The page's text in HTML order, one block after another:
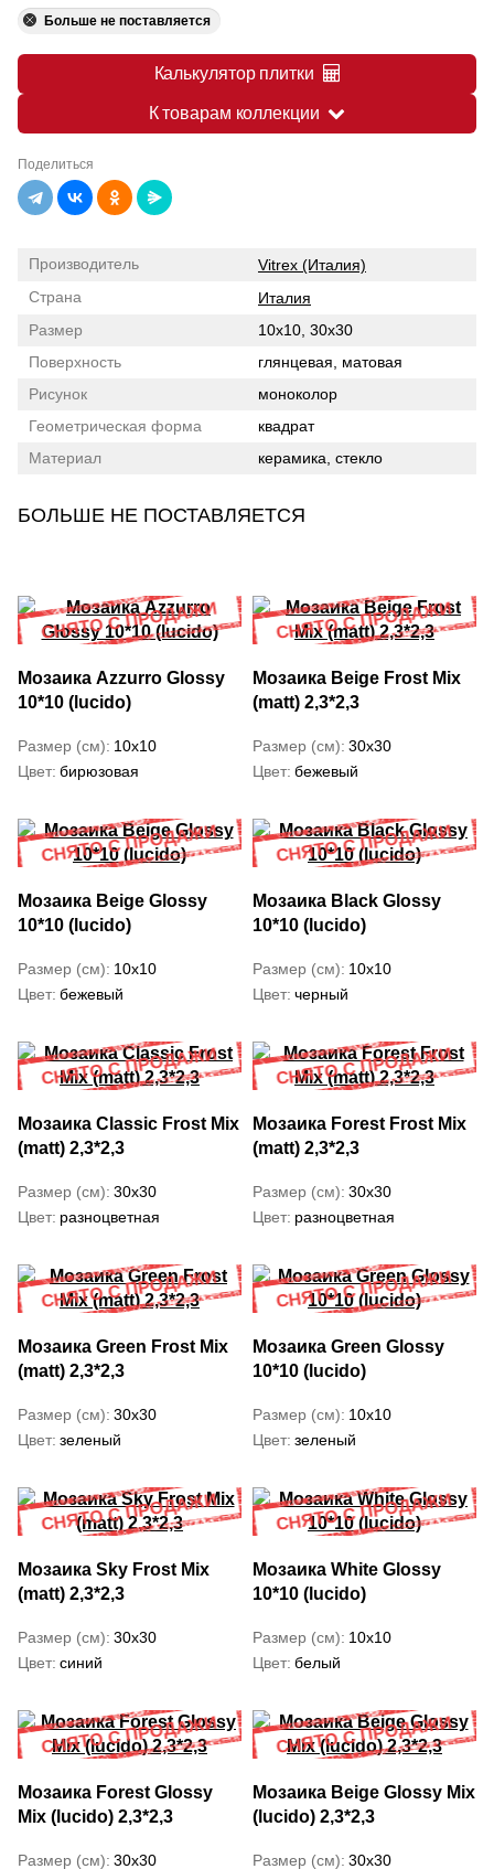
Больше не поставляется
Калькулятор плитки
К товарам коллекции
Поделиться
Производитель
Vitrex (Италия)
Страна
Италия
Размер
10x10, 30x30
Поверхность
глянцевая, матовая
Рисунок
моноколор
Геометрическая форма
квадрат
Материал
керамика, стекло
БОЛЬШЕ НЕ ПОСТАВЛЯЕТСЯ
Мозаика Azzurro Glossy
10*10 (lucido)
Размер (см) 10x10
Цвет бирюзовая
Мозаика Beige Frost Mix
(matt) 2,3*2,3
Размер (см) 30x30
Цвет бежевый
Мозаика Beige Glossy
10*10 (lucido)
Размер (см) 10x10
Цвет бежевый
Мозаика Black Glossy
10*10 (lucido)
Размер (см) 10x10
Цвет черный
Мозаика Classic Frost Mix
(matt) 2,3*2,3
Размер (см) 30x30
Цвет разноцветная
Мозаика Forest Frost Mix
(matt) 2,3*2,3
Размер (см) 30x30
Цвет разноцветная
Мозаика Green Frost Mix
(matt) 2,3*2,3
Размер (см) 30x30
Цвет зеленый
Мозаика Green Glossy
10*10 (lucido)
Размер (см) 10x10
Цвет зеленый
Мозаика Sky Frost Mix
(matt) 2,3*2,3
Размер (см) 30x30
Цвет синий
Мозаика White Glossy
10*10 (lucido)
Размер (см) 10x10
Цвет белый
Мозаика Forest Glossy
Mix (lucido) 2,3*2,3
Размер (см) 30x30
Мозаика Beige Glossy Mix
(lucido) 2,3*2,3
Размер (см) 30x30